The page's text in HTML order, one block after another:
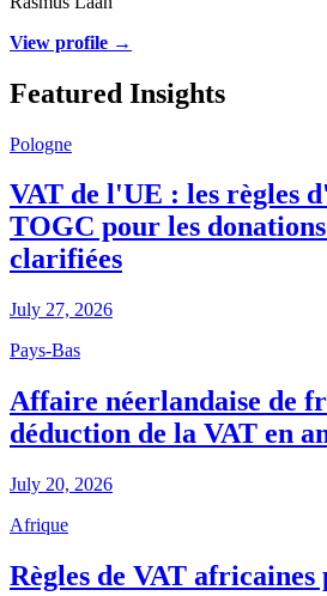
View profile →
Featured Insights
Pologne
VAT de l'UE : les règles
TOGC pour les
clarifiées
July 27, 2026
Pays-Bas
Affaire néerlandaise de
déduction de la VAT en
July 20, 2026
Afrique
Règles de VAT africaines